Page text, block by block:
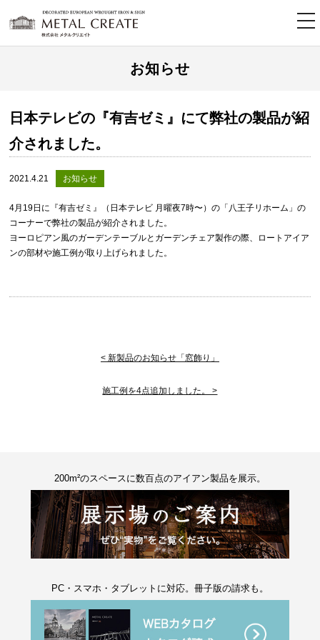
お知らせ
日本テレビの『有吉ゼミ』にて弊社の製品が紹
介されました。
2021.4.21 お知らせ
4月19日に『有吉ゼミ』（日本テレビ 月曜夜7時〜）の「八王子リホーム」の
コーナーで弊社の製品が紹介されました。
ヨーロピアン風のガーデンテーブルとガーデンチェア製作の際、ロートアイア
ンの部材や施工例が取り上げられました。
< 新製品のお知らせ「窓飾り」
施工例を4点追加しました。 >
200m²のスペースに数百点のアイアン製品を展示。
PC・スマホ・タブレットに対応。冊子版の請求も。